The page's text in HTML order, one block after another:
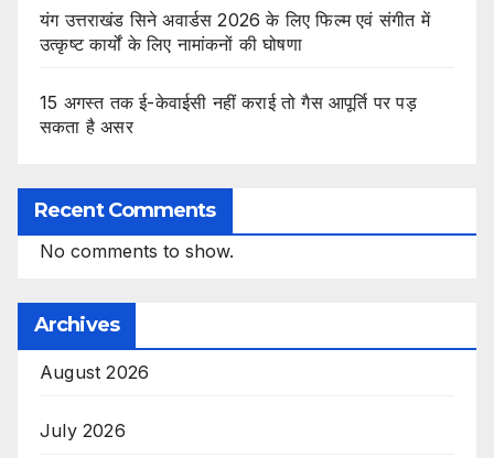
यंग उत्तराखंड सिने अवार्डस 2026 के लिए फिल्म एवं संगीत में
उत्कृष्ट कार्यों के लिए नामांकनों की घोषणा
15 अगस्त तक ई-केवाईसी नहीं कराई तो गैस आपूर्ति पर पड़
सकता है असर
Recent Comments
No comments to show.
Archives
August 2026
July 2026